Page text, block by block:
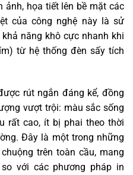
ảnh, họa tiết lên bề mặt các
của công nghệ này là sử
năng khô cực nhanh khi
từ hệ thống đèn sấy tích
rút ngắn đáng kể, đồng
vượt trội: màu sắc sống
rất cao, ít bị phai theo thời
Đây là một trong những
trên toàn cầu, mang
với các phương pháp in